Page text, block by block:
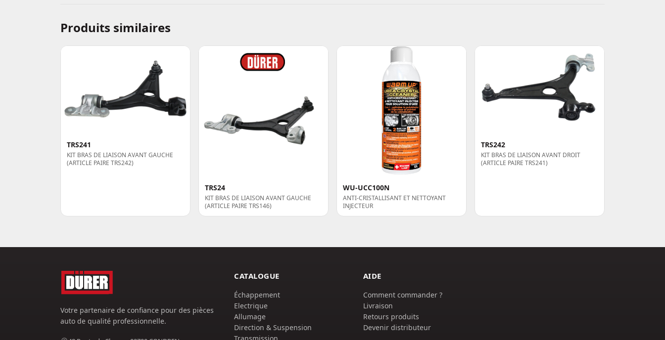
Produits similaires
TRS241
KIT BRAS DE LIAISON AVANT GAUCHE
(ARTICLE PAIRE TRS242)
TRS24
KIT BRAS DE LIAISON AVANT GAUCHE
(ARTICLE PAIRE TRS146)
WU-UCC100N
ANTI-CRISTALLISANT ET NETTOYANT
INJECTEUR
TRS242
KIT BRAS DE LIAISON AVANT DROIT
(ARTICLE PAIRE TRS241)
Votre partenaire de confiance pour des pièces
auto de qualité professionnelle.
CATALOGUE
Échappement
Electrique
Allumage
Direction & Suspension
AIDE
Comment commander ?
Livraison
Retours produits
Devenir distributeur